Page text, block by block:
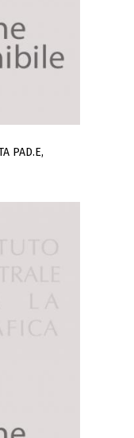
PAD.E,